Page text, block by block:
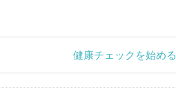
健康チェックを始める